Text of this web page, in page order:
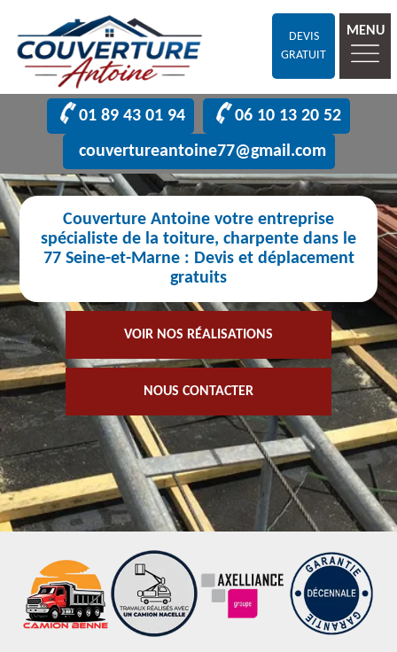
DEVIS
GRATUIT
MENU
01 89 43 01 94
06 10 13 20 52
couvertureantoine77@gmail.com
Couverture Antoine votre entreprise
spécialiste de la toiture, charpente dans le
77 Seine-et-Marne : Devis et déplacement
gratuits
VOIR NOS RÉALISATIONS
NOUS CONTACTER